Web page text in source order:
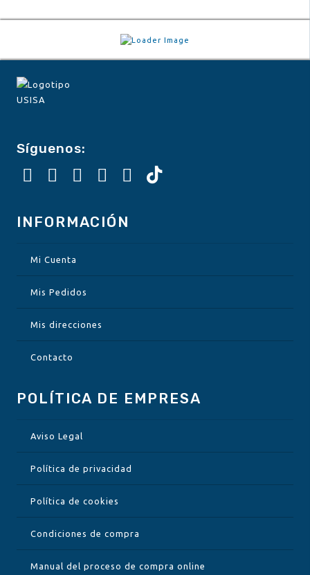
Síguenos:
INFORMACIÓN
Mi Cuenta
Mis Pedidos
Mis direcciones
Contacto
POLÍTICA DE EMPRESA
Aviso Legal
Política de privacidad
Política de cookies
Condiciones de compra
Manual del proceso de compra online